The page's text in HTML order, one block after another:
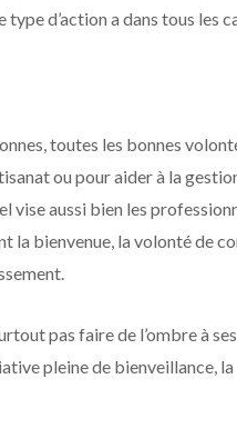
d’action a dans tous les
toutes les bonnes
ou pour aider à la
vise aussi bien les
la bienvenue, la volonté de
pas faire de l’ombre à
pleine de bienveillance, la